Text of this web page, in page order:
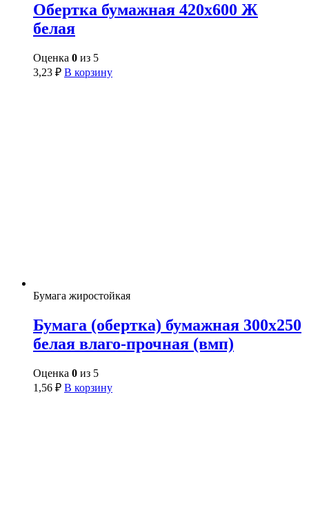
Обертка бумажная 420х600 Ж
белая
Оценка 0 из 5
3,23 ₽ В корзину
Бумага жиростойкая
Бумага (обертка) бумажная 300х250
белая влаго-прочная (вмп)
Оценка 0 из 5
1,56 ₽ В корзину